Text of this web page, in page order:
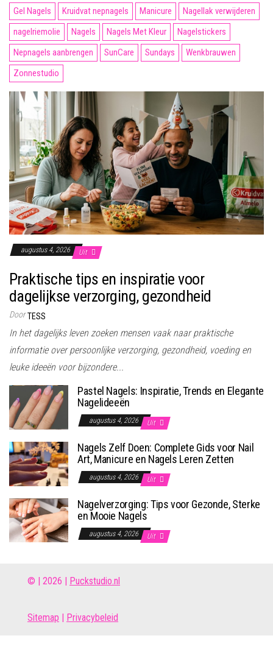
Gel Nagels Kruidvat nepnagels Manicure
Nagellak verwijderen
nagelriemolie
Nagels Nagels Met Kleur
Nagelstickers
Nepnagels aanbrengen
SunCare Sundays
Wenkbrauwen
Zonnestudio
augustus 4, 2026 Uit
Praktische tips en inspiratie voor
dagelijkse verzorging, gezondheid
Door TESS
In het dagelijks leven zoeken mensen vaak naar praktische
informatie over persoonlijke verzorging, gezondheid, voeding en
leuke ideeën voor bijzondere...
Pastel Nagels: Inspiratie, Trends en Elegante
Nagelideeën
augustus 4, 2026 Uit
Nagels Zelf Doen: Complete Gids voor Nail
Art, Manicure en Nagels Leren Zetten
augustus 4, 2026 Uit
Nagelverzorging: Tips voor Gezonde, Sterke
en Mooie Nagels
augustus 4, 2026 Uit
© | 2026 | Puckstudio.nl
Sitemap Privacybeleid